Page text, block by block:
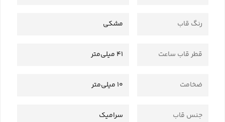
رنگ قاب مشکی
قطر قاب ساعت 41 میلی‌متر
ضخامت 10 میلی‌متر
جنس قاب سرامیک